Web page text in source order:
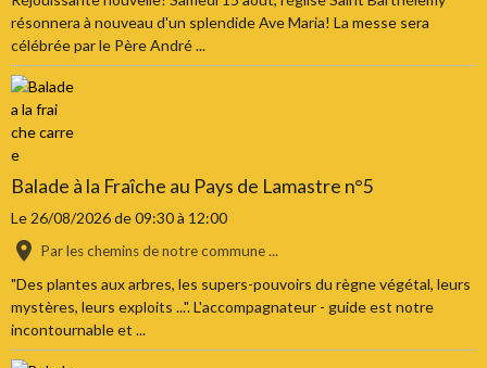
résonnera à nouveau d'un splendide Ave Maria! La messe sera
célébrée par le Père André ...
Balade à la Fraîche au Pays de Lamastre n°5
Le 26/08/2026de 09:30à 12:00
Par les chemins de notre commune ...
"Des plantes aux arbres, les supers-pouvoirs du règne végétal, leurs
mystères, leurs exploits ...". L'accompagnateur - guide est notre
incontournable et ...